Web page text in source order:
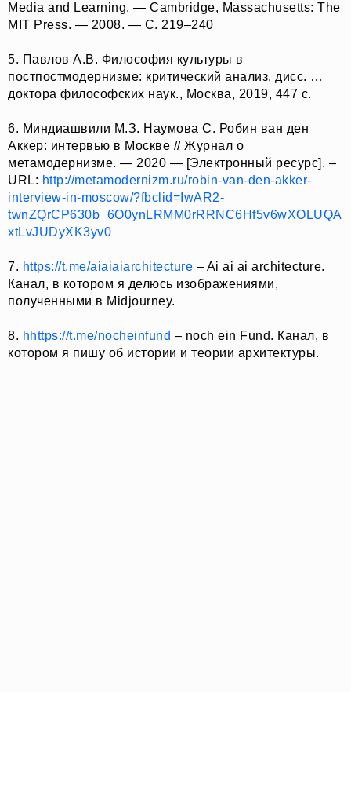
Media and Learning. — Cambridge, Massachusetts: The
MIT Press. — 2008. — С. 219–240
5. Павлов А.В. Философия культуры в
постпостмодернизме: критический анализ. дисс. …
доктора философских наук., Москва, 2019, 447 с.
6. Миндиашвили М.З. Наумова С. Робин ван ден
Аккер: интервью в Москве // Журнал о
метамодернизме. — 2020 — [Электронный ресурс]. –
URL: http://metamodernizm.ru/robin-van-den-akker-
interview-in-moscow/?fbclid=IwAR2-
twnZQrCP630b_6O0ynLRMM0rRRNC6Hf5v6wXOLUQA
xtLvJUDyXK3yv0
7. https://t.me/aiaiaiarchitecture – Ai ai ai architecture.
Канал, в котором я делюсь изображениями,
полученными в Midjourney.
8. hhttps://t.me/nocheinfund – noch ein Fund. Канал, в
котором я пишу об истории и теории архитектуры.